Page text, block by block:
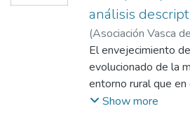
ocio juvenil, y los
territorial que les
reestructuración del
producción del
actualidad.
análisis
(Asociación Vasca
Soziologia Elkartea,
Fradua, Iratxe ;
Ahedo, Ruth;
Monteagudo
El envejecimiento
evolucionado de la
entorno rural que en
a su vez, a las
Show more